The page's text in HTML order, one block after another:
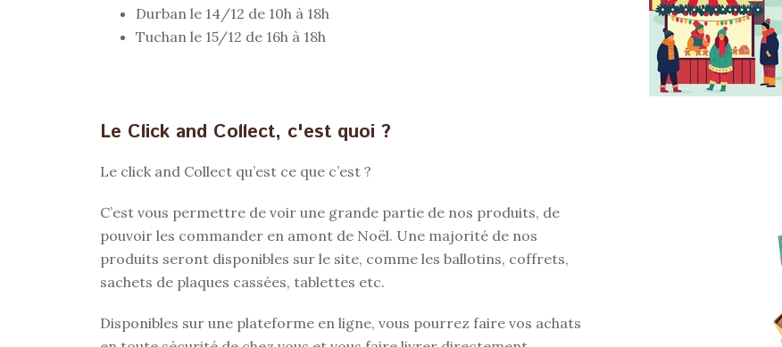
Durban le 14/12 de 10h à 18h
Tuchan le 15/12 de 16h à 18h
Le Click and Collect​, c'est quoi ?
Le click and Collect qu’est ce que c’est ?
C’est vous permettre de voir une grande partie de nos produits, de
pouvoir les commander en amont de Noël. Une majorité de nos
produits seront disponibles sur le site, comme les ballotins, coffrets,
sachets de plaques cassées, tablettes etc.
Disponibles sur une plateforme en ligne, vous pourrez faire vos achats